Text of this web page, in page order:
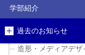
学部紹介
過去のお知らせ
造形・メディアデザ